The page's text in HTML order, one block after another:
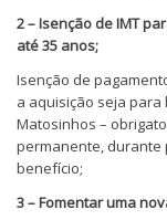
2 – Isenção de IMT
até 35 anos;
Isenção de
a aquisição seja
Matosinhos –
permanente, durante
benefício;
3 – Fomentar uma